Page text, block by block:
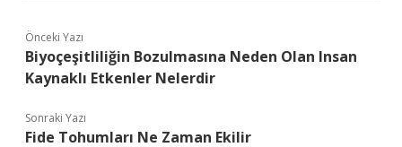
Önceki Yazı
Biyoçeşitliliğin Bozulmasına Neden Olan Insan
Kaynaklı Etkenler Nelerdir
Sonraki Yazı
Fide Tohumları Ne Zaman Ekilir